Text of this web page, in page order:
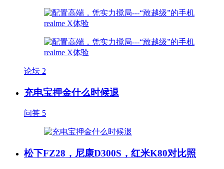
论坛 2
充电宝押金什么时候退
问答 5
松下FZ28，尼康D300S，红米K80对比照